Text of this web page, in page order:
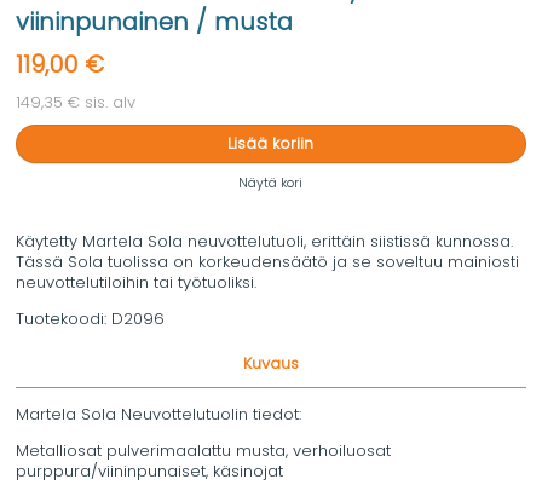
viininpunainen / musta
119,00 €
149,35 € sis. alv
Lisää koriin
Näytä kori
Käytetty Martela Sola neuvottelutuoli, erittäin siistissä kunnossa.
Tässä Sola tuolissa on korkeudensäätö ja se soveltuu mainiosti
neuvottelutiloihin tai työtuoliksi.
Tuotekoodi: D2096
Kuvaus
Martela Sola Neuvottelutuolin tiedot:
Metalliosat pulverimaalattu musta, verhoiluosat
purppura/viininpunaiset, käsinojat